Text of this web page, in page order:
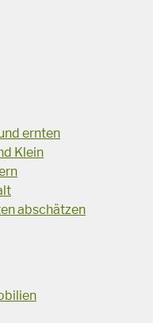
ernten
Klein
abschätzen